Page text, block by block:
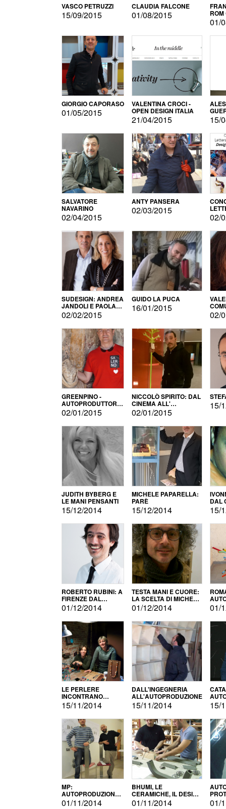
VASCO PETRUZZI
15/09/2015
CLAUDIA FALCONE
01/08/2015
01/
GIORGIO CAPORASO
01/05/2015
VALENTINA CROCI -
OPEN DESIGN ITALIA
21/04/2015 15/
SALVATORE
NAVARINO
02/04/2015
ANTY PANSERA
02/03/2015
02/
SUDESIGN: ANDREA
JANDOLI E PAOLA
PISAPIA
02/02/2015
GUIDO LA PUCA
16/01/2015
02/
GREENPINO -
AUTOPRODUTTORE
PER AMORE
02/01/2015
NICCOLÒ SPIRITO: DAL
CINEMA ALL'
AUTOPRODUZIONE
02/01/2015
15/
JUDITH BYBERG E
LE MANI PENSANTI
15/12/2014
MICHELE PAPARELLA:
PARÈ
15/12/2014
DAL
15/
ROBERTO RUBINI: A
FIRENZE DAL
PRODOTTO ALLA
PROMOZIONE
01/12/2014
TESTA MANI E CUORE:
LA SCELTA DI MICHELE
BARBERIO
01/12/2014 01/
LE PERLERE
INCONTRANO
L'AUTOPRODUZIONE
15/11/2014
DALL'INGEGNERIA
ALL'AUTOPRODUZIONE
15/11/2014 15/
MP:
AUTOPRODUZIONE
E INNOVAZIONE
01/11/2014
BHUMI, LE
CERAMICHE, IL DESIGN
E L'AUTOPRODUZIONE
01/11/2014 01/